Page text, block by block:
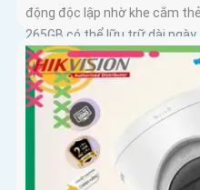
động độc lập nhờ khe cắm
265GB có thể lữu trữ dài ngày